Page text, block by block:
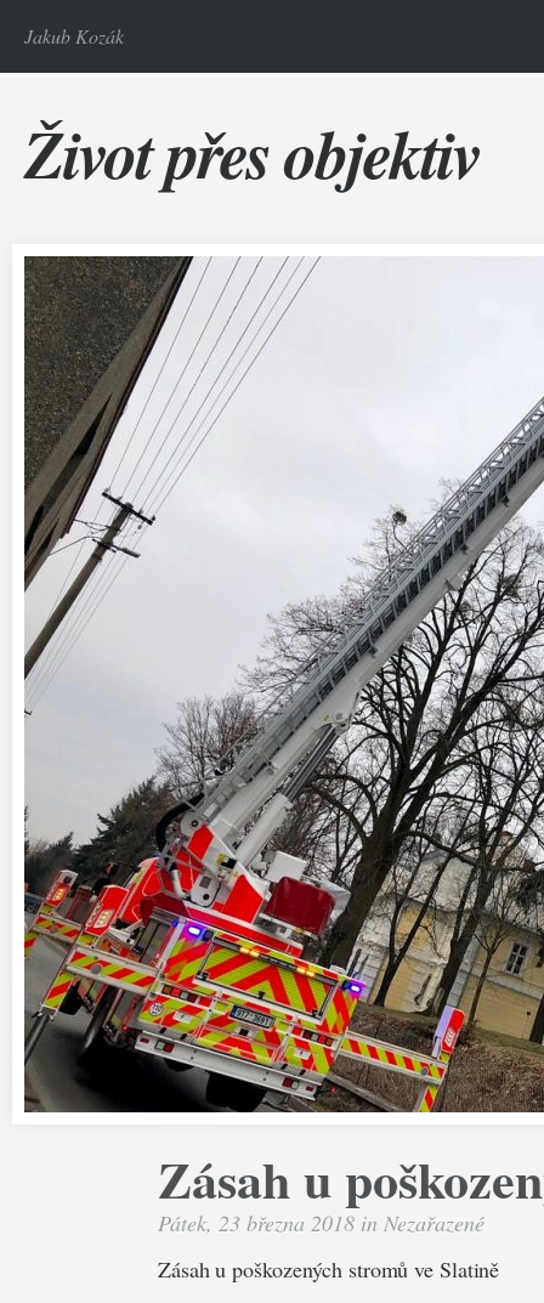
Jakub Kozák
Život přes objektiv
Zásah u
Pátek, 23 března 2018 in Nezařazené
Zásah u poškozených stromů ve Slatině